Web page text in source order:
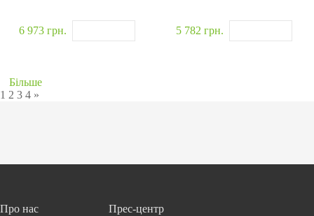
6 973 грн. 5 782 грн.
Більше
1 2 3 4 »
Про нас Прес-центр